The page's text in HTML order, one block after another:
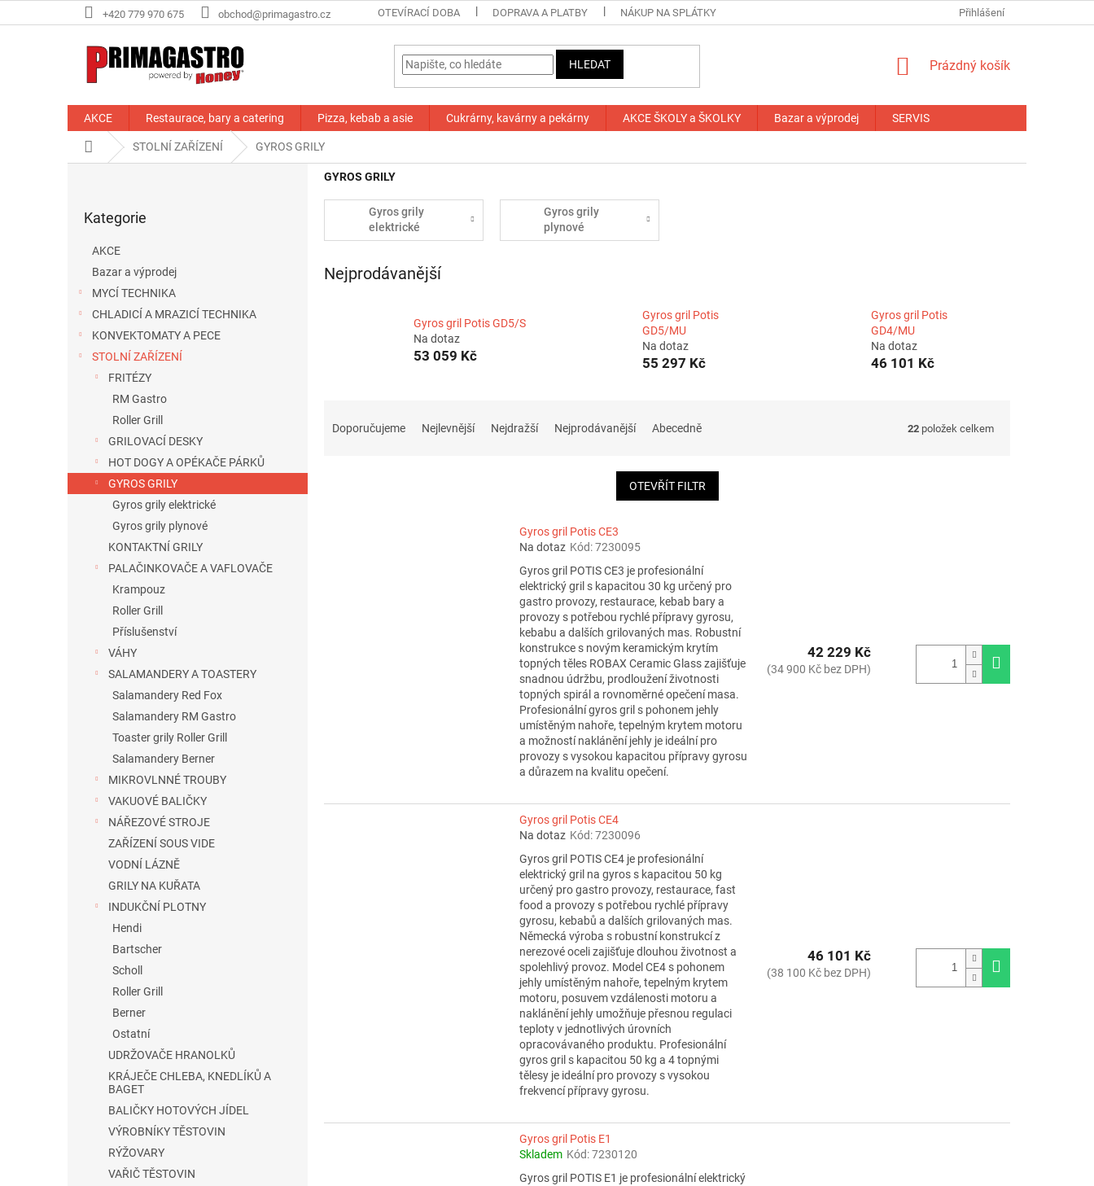
na
+420 779 970 675 obchod@primagastro.cz OTEVÍRACÍ DOBA DOPRAVA A PLATBY NÁKUP NA SPLÁTKY OBCHODNÍ PODMÍNKYPřihlášení
HLEDAT
NÁKUPNÍ
Prázdný košík
AKCE Restaurace, bary a catering Pizza, kebab a asie Cukrárny, kavárny a pekárny AKCE ŠKOLY a ŠKOLKY Bazar a výprodej SERVIS
Domů STOLNÍ ZAŘÍZENÍ GYROS GRILY
kategorie
Kategorie
AKCE
Bazar a výprodej
MYCÍ TECHNIKA
CHLADICÍ A MRAZICÍ TECHNIKA
KONVEKTOMATY A PECE
STOLNÍ ZAŘÍZENÍ
FRITÉZY
RM Gastro
Roller Grill
GRILOVACÍ DESKY
HOT DOGY A OPÉKAČE PÁRKŮ
GYROS GRILY
Gyros grily elektrické
Gyros grily plynové
KONTAKTNÍ GRILY
PALAČINKOVAČE A VAFLOVAČE
Krampouz
Roller Grill
Příslušenství
VÁHY
SALAMANDERY A TOASTERY
Salamandery Red Fox
Salamandery RM Gastro
Toaster grily Roller Grill
Salamandery Berner
MIKROVLNNÉ TROUBY
VAKUOVÉ BALIČKY
NÁŘEZOVÉ STROJE
ZAŘÍZENÍ SOUS VIDE
VODNÍ LÁZNĚ
GRILY NA KUŘATA
INDUKČNÍ PLOTNY
Hendi
Bartscher
Scholl
Roller Grill
Berner
Ostatní
UDRŽOVAČE HRANOLKŮ
KRÁJEČE CHLEBA, KNEDLÍKŮ A
BAGET
BALIČKY HOTOVÝCH JÍDEL
VÝROBNÍKY TĚSTOVIN
RÝŽOVARY
VAŘIČ TĚSTOVIN
GYROS GRILY
Gyros grily
elektrické
Gyros grily
plynové
Nejprodávanější
Gyros gril Potis GD5/S
Na dotaz
53 059 Kč
Gyros gril Potis
GD5/MU
Na dotaz
55 297 Kč
Gyros gril Potis
GD4/MU
Na dotaz
46 101 Kč
Doporučujeme Nejlevnější Nejdražší Nejprodávanější Abecedně 22 položek celkem
OTEVŘÍT FILTR
Gyros gril Potis CE3
Na dotaz Kód:7230095
Gyros gril POTIS CE3 je profesionální
elektrický gril s kapacitou 30 kg určený pro
gastro provozy, restaurace, kebab bary a
provozy s potřebou rychlé přípravy gyrosu,
kebabu a dalších grilovaných mas. Robustní
konstrukce s novým keramickým krytím
topných těles ROBAX Ceramic Glass zajišťuje
snadnou údržbu, prodloužení životnosti
topných spirál a rovnoměrné opečení masa.
Profesionální gyros gril s pohonem jehly
umístěným nahoře, tepelným krytem motoru
a možností naklánění jehly je ideální pro
provozy s vysokou kapacitou přípravy gyrosu
a důrazem na kvalitu opečení.
42 229 Kč
(34 900 Kč bez DPH)
Gyros gril Potis CE4
Na dotaz Kód:7230096
Gyros gril POTIS CE4 je profesionální
elektrický gril na gyros s kapacitou 50 kg
určený pro gastro provozy, restaurace, fast
food a provozy s potřebou rychlé přípravy
gyrosu, kebabů a dalších grilovaných mas.
Německá výroba s robustní konstrukcí z
nerezové oceli zajišťuje dlouhou životnost a
spolehlivý provoz. Model CE4 s pohonem
jehly umístěným nahoře, tepelným krytem
motoru, posuvem vzdálenosti motoru a
naklánění jehly umožňuje přesnou regulaci
teploty v jednotlivých úrovních
opracovávaného produktu. Profesionální
gyros gril s kapacitou 50 kg a 4 topnými
tělesy je ideální pro provozy s vysokou
frekvencí přípravy gyrosu.
46 101 Kč
(38 100 Kč bez DPH)
Gyros gril Potis E1
Skladem Kód:7230120
Gyros gril POTIS E1 je profesionální elektrický